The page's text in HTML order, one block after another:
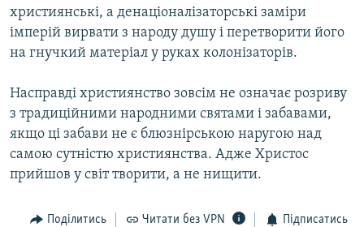
християнські, а денаціоналізаторські заміри
імперій вирвати з народу душу і перетворити його
на гнучкий матеріал у руках колонізаторів.
Насправді християнство зовсім не означає розриву
з традиційними народними святами і забавами,
якщо ці забави не є блюзнірською наругою над
самою сутністю християнства. Адже Христос
прийшов у світ творити, а не нищити.
Поділитись Читати без VPN Підписатись